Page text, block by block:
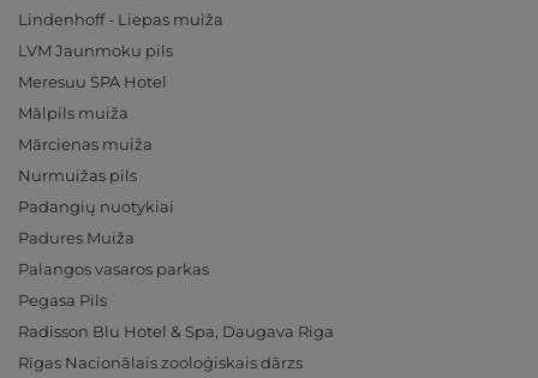
Lindenhoff - Liepas muiža
LVM Jaunmoku pils
Meresuu SPA Hotel
Mālpils muiža
Mārcienas muiža
Nurmuižas pils
Padangių nuotykiai
Padures Muiža
Palangos vasaros parkas
Pegasa Pils
Radisson Blu Hotel & Spa, Daugava Riga
Rīgas Nacionālais zooloģiskais dārzs